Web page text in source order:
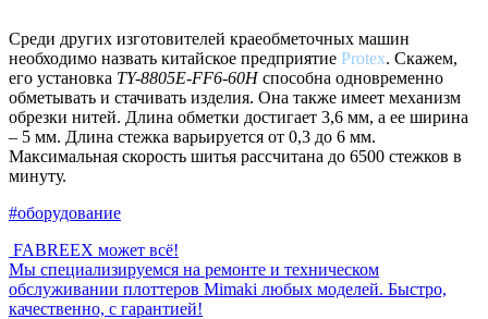
Среди других изготовителей краеобметочных машин
необходимо назвать китайское предприятие Protex. Скажем,
его установка TY-8805E-FF6-60Hспособна одновременно
обметывать и стачивать изделия. Она также имеет механизм
обрезки нитей. Длина обметки достигает 3,6 мм, а ее ширина
– 5 мм. Длина стежка варьируется от 0,3 до 6 мм.
Максимальная скорость шитья рассчитана до 6500 стежков в
минуту.
#оборудование
FABREEX может всё!
Мы специализируемся на ремонте и техническом
обслуживании плоттеров Mimaki любых моделей. Быстро,
качественно, с гарантией!